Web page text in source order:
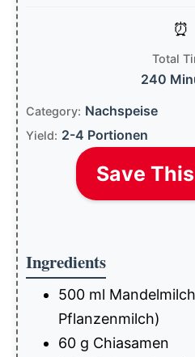
Total
240
Category: Nachspeise
Yield: 2-4 Portionen
Save
Ingredients
500 ml
Pflanzenmilch)
60 g Chiasamen